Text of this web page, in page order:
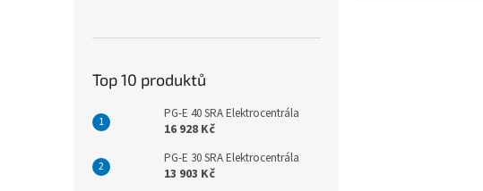
Top 10 produktů
PG-E 40 SRA Elektrocentrála
16 928 Kč
PG-E 30 SRA Elektrocentrála
13 903 Kč